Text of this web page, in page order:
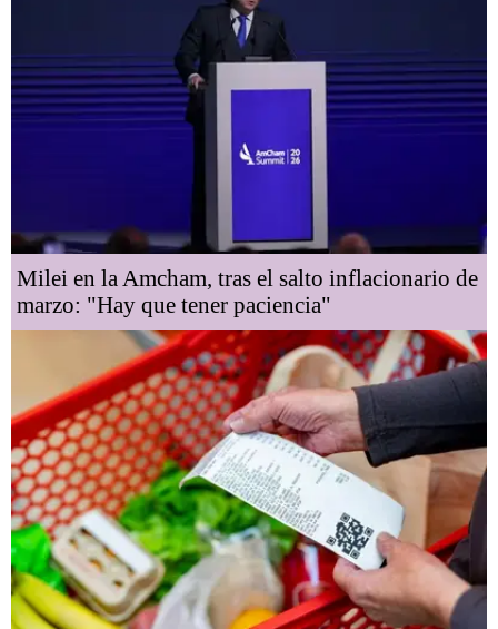
Milei en la Amcham, tras el salto inflacionario de
marzo: "Hay que tener paciencia"